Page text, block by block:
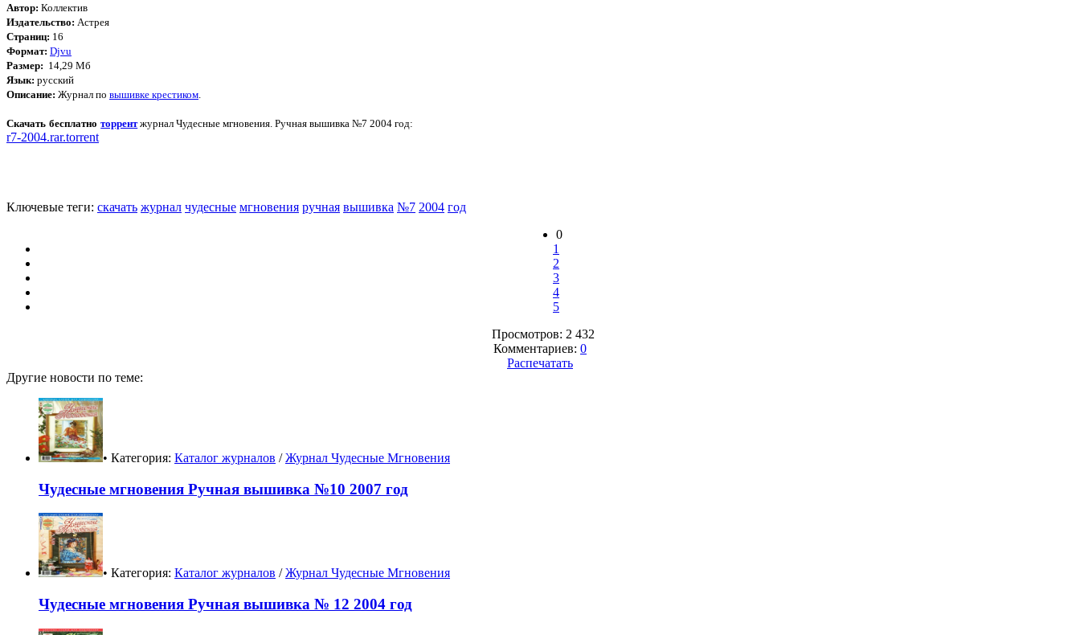
Автор: Коллектив
Издательство: Астрея
Страниц: 16
Формат: Djvu
Размер: 14,29 Мб
Язык: русский
Описание: Журнал по вышивке крестиком
Скачать бесплатноторрентжурнал Чудесные мгновения. Ручная вышивка №7 2004 год:
r7-2004.rar.torrent
Ключевые теги: скачать журнал чудесные мгновения ручная вышивка №7 2004 год
0
1
2
3
4
5
Просмотров: 2 432
Комментариев: 0
Распечатать
Другие новости по теме:
• Категория: Каталог журналов /Журнал Чудесные Мгновения
Чудесные мгновения Ручная вышивка №10 2007 год
• Категория: Каталог журналов /Журнал Чудесные Мгновения
Чудесные мгновения Ручная вышивка № 12 2004 год